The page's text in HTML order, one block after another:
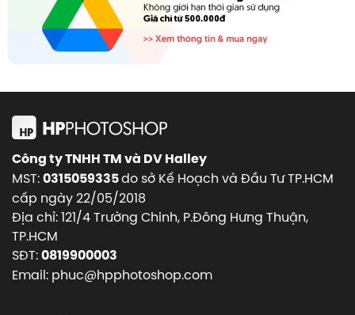
Công ty TNHH TM và DV Halley
MST:0315059335do sở Kế Hoạch và Đầu Tư TP.HCM
cấp ngày 22/05/2018
Địa chỉ: 121/4 Trường Chinh, P.Đông Hưng Thuận,
TP.HCM
SĐT:0819900003
Email: phuc@hpphotoshop.com